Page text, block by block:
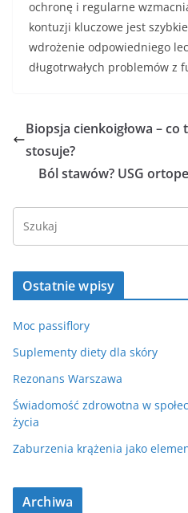
ochronę i regularne
kontuzji kluczowe jest
wdrożenie odpowiedniego
długotrwałych problemów z
Biopsja cienkoigłowa – co
stosuje?
Ból stawów? USG
Ostatnie wpisy
Moc passiflory
Suplementy diety dla skóry
Rezonans Warszawa
Świadomość zdrowotna w
życia
Zaburzenia krążenia jako
Archiwa